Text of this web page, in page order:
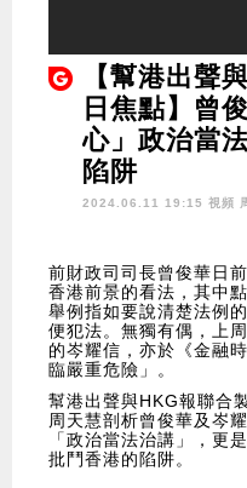
【幫港出聲
日焦點】曾
心」政治當
陷阱
2024.06.11 19:15 視頻
前財政司司長曾俊華日
香港前景的看法，其中
舉例指如要說清楚法例
便犯法。無獨有偶，上
的岑耀信，亦於《金融
臨嚴重危險」。
幫港出聲與HKG報聯合
周天慧剖析曾俊華及岑
「政治當法治講」，
批鬥香港的陷阱。